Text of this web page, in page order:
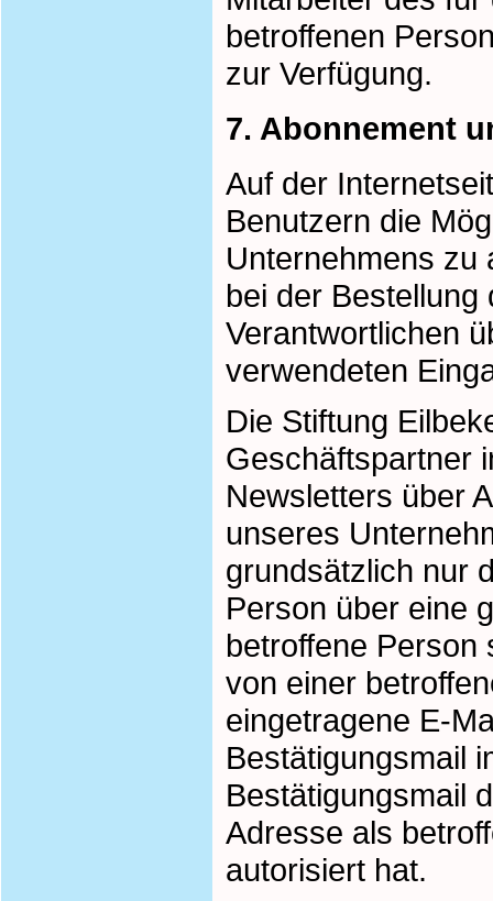
betroffenen
zur Verfügung.
7. Abonnement
Auf der
Benutzern die
Unternehmens zu
bei der
Verantwortlichen
verwendeten
Die Stiftung
Geschäftspartner
Newsletters über
unseres
grundsätzlich nur
Person über eine
betroffene Person
von einer
eingetragene E-
Bestätigungsmail
Bestätigungsmail
Adresse als
autorisiert hat.